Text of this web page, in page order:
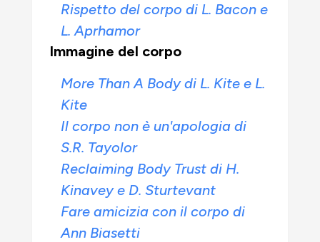
Rispetto del corpo di L. Bacon e
L. Aprhamor
Immagine del corpo
More Than A Body di L. Kite e L.
Kite
Il corpo non è un'apologia di
S.R. Tayolor
Reclaiming Body Trust di H.
Kinavey e D. Sturtevant
Fare amicizia con il corpo di
Ann Biasetti